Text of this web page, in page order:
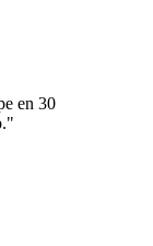
en 30
"